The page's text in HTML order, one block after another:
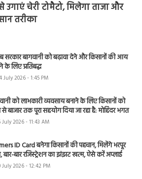
चेरी टोमैटो, मिलेगा ताजा और
तरीका
सरकार बागवानी को बढ़ावा देने और किसानों की आय
के लिए प्रतिबद्ध
July 2026 - 1:45 PM
को लाभकारी व्यवसाय बनाने के लिए किसानों को
बाजार तक पूरा सहयोग दिया जा रहा है: मोहिंदर भगत
July 2026 - 11:43 AM
ID Card बनेगा किसानों की पहचान, मिलेंगे भरपूर
बार-बार रजिस्ट्रेशन का झंझट खत्म, ऐसे करें अप्लाई
July 2026 - 12:42 PM